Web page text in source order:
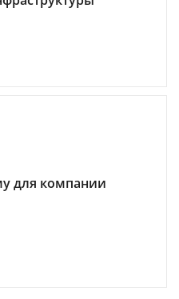
для компании